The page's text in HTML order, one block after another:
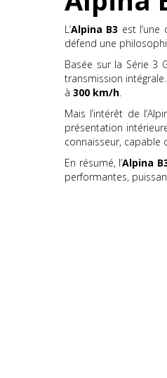
L’Alpina B3 est
défend une
Basée sur la Série 3
transmission
à 300 km/h.
Mais l’intérêt de
présentation
connaisseur, capable
En résumé, l’Alpina
performantes,